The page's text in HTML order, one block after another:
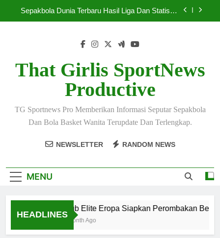
Sepakbola Dunia Terbaru Hasil Liga Dan Statistik
Klub Elite Eropa Siapkan Perombakan Besar
Sepakbola Dunia Terbaru Hasil Liga Dan Statistik
Sepakbola Terbaru 2026 Hadirkan Persaingan
Super Ketat
Pelatih Top Dunia Bahas Strategi Baru Menjelang
Mei 2026
That Girlis SportNews
Productive
TG Sportnews Pro Memberikan Informasi Seputar Sepakbola
Dan Bola Basket Wanita Terupdate Dan Terlengkap.
NEWSLETTER RANDOM NEWS
MENU
HEADLINES
Klub Elite Eropa Siapkan Perombakan Besar
1 Month Ago